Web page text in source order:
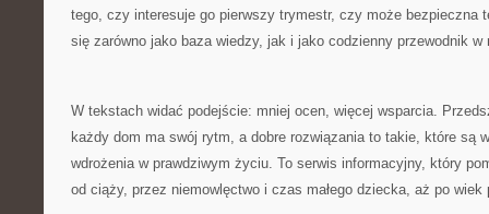
tego, czy interesuje go pierwszy trymestr, czy może bezpieczna
się zarówno jako baza wiedzy, jak i jako codzienny przewodnik
W tekstach widać podejście: mniej ocen, więcej wsparcia.
każdy dom ma swój rytm, a dobre rozwiązania to takie, które są
wdrożenia w prawdziwym życiu. To serwis informacyjny, który
od ciąży, przez niemowlęctwo i czas małego dziecka, aż po wiek